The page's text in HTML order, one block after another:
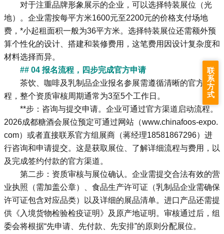
对于注重品牌形象展示的企业，可以选择特装展位（光
地）。企业需按每平方米1600元至2200元的价格支付场地
费，*小起租面积一般为36平方米。选择特装展位还需额外预
算个性化的设计、搭建和装修费用，这笔费用因设计复杂度和
材料选择而异。
## 04 报名流程，四步完成官方申请
茶饮、咖啡及乳制品企业报名参展需遵循清晰的官方流
程，整个资质审核周期通常为3至5个工作日。
**步：咨询与提交申请。企业可通过官方渠道启动流程。
2026成都糖酒会展位预定可通过网站（www.chinafoos-expo.
com）或者直接联系官方组展商（蒋经理18581867296）进
行咨询和申请提交。这是获取展位、了解详细流程与费用，以
及完成签约付款的官方渠道。
第二步：资质审核与展位确认。企业需提交合法有效的营
业执照（需加盖公章）、食品生产许可证（乳制品企业需确保
许可证包含对应品类）以及详细的展品清单。进口产品还需提
供《入境货物检验检疫证明》及原产地证明。审核通过后，组
委会将根据“先申请、先付款、先安排”的原则分配展位。
联
系
方
式